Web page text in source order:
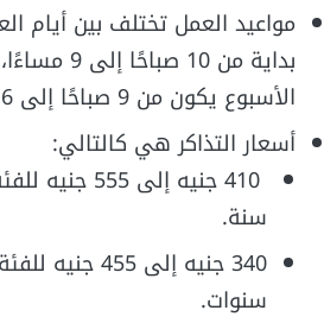
مواعيد العمل تختلف بين أيام
بداية من 10
الأسبوع يكون من 9 صباحًا إلى 6 مساءًا.
أسعار التذاكر هي كالتالي:
سنة.
سنوات.